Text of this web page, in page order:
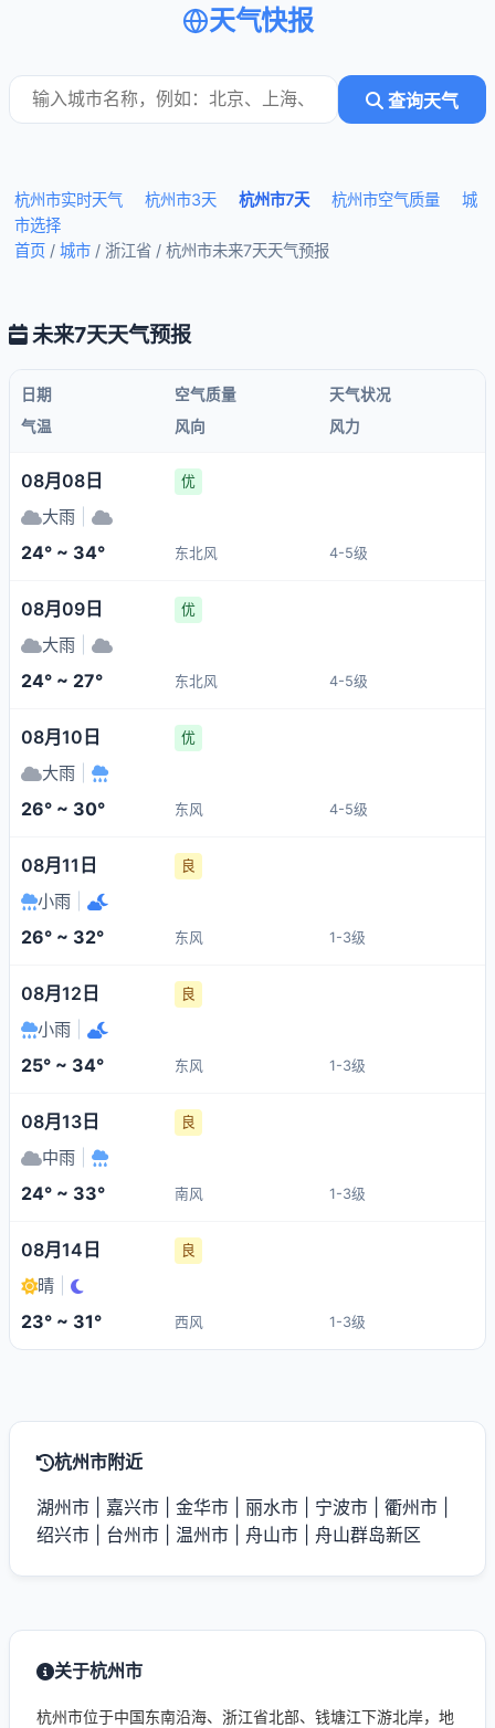
天气快报
查询天气
杭州市实时天气 杭州市3天 杭州市7天 杭州市空气质量
城
市选择
首页 / 城市 / 浙江省 / 杭州市未来7天天气预报
未来7天天气预报
日期 空气质量
天气状况
气温
风向 风力
08月08日 优
大雨
24° ~ 34° 东北风 4-5级
08月09日 优
大雨
24° ~ 27° 东北风 4-5级
08月10日 优
大雨
26° ~ 30° 东风 4-5级
08月11日 良
小雨
26° ~ 32° 东风 1-3级
08月12日 良
小雨
25° ~ 34° 东风 1-3级
08月13日 良
中雨
24° ~ 33° 南风 1-3级
08月14日 良
晴
23° ~ 31° 西风 1-3级
杭州市附近
湖州市 嘉兴市 金华市 丽水市 宁波市 衢州市
绍兴市
台州市 温州市 舟山市 舟山群岛新区
关于杭州市
杭州市位于中国东南沿海、浙江省北部、钱塘江下游北岸，地